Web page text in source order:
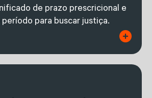
de prazo prescricional e
para buscar justiça.